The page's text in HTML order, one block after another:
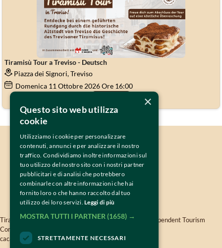
Tiramisù Tour a Treviso - Deutsch
Piazza dei Signori, Treviso
Domenica 11 Ottobre 2026Ore 16:00
IL PROGETTO
PARTNERS & SPONSORS
CONTATTI
Tiramisù World Cup is oganised by TWISSEN - The Independent Tourism
Company Srls - VAT 04819380264 -
cacao@tiramisuworldcup.com
×
Questo sito web utilizza
cookie
Utilizziamo i cookie per personalizzare
contenuti, annunci e per analizzare il nostro
traffico. Condividiamo inoltre informazioni sul
tuo utilizzo del nostro sito con i nostri partner
pubblicitari e di analisi che potrebbero
combinarle con altre informazioni che hai
fornito loro o che hanno raccolto dal tuo
utilizzo dei loro servizi. Leggi di più
MOSTRA TUTTI I PARTNER (1658) →
STRETTAMENTE NECESSARI